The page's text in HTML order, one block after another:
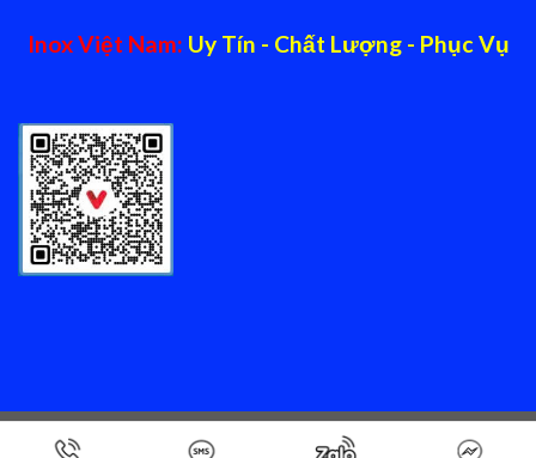
Inox Việt Nam: Uy Tín - Chất Lượng - Phục Vụ
Copyright 2026 ©
Nhà cung cấp thiết bị bếp nhà hàng Inox